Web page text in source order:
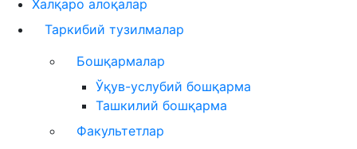
Халқаро алоқалар
Таркибий тузилмалар
Бошқармалар
Ўқув-услубий бошқарма
Ташкилий бошқарма
Факультетлар